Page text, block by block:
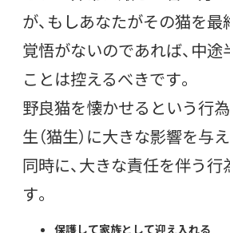
が、もしあなたがその猫を
覚悟がないのであれば、中
ことは控えるべきです。
野良猫を懐かせるという行
生（猫生）に大きな影響を与
同時に、大きな責任を伴う
す。
保護して家族として迎え入れる